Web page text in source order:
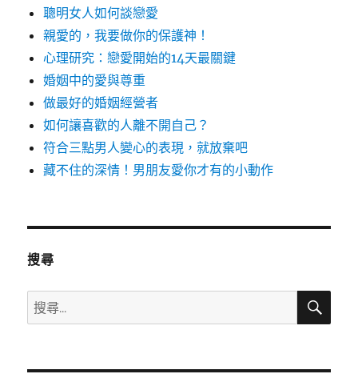
聰明女人如何談戀愛
親愛的，我要做你的保護神！
心理研究：戀愛開始的14天最關鍵
婚姻中的愛與尊重
做最好的婚姻經營者
如何讓喜歡的人離不開自己？
符合三點男人變心的表現，就放棄吧
藏不住的深情！男朋友愛你才有的小動作
搜尋
搜
尋
鍵
搜